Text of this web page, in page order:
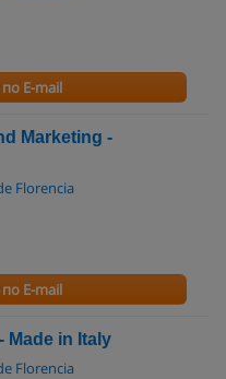
E-mail
Marketing -
Florencia
E-mail
Made in Italy
Florencia